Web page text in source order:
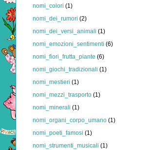
nomi_colori (1)
nomi_dei_rumori (2)
nomi_dei_versi_animali (1)
nomi_emozioni_sentimenti (6)
nomi_fiori_frutta_piante (6)
nomi_giochi_tradizionali (1)
nomi_mestieri (1)
nomi_mezzi_trasporto (1)
nomi_minerali (1)
nomi_organi_corpo_umano (1)
nomi_poeti_famosi (1)
nomi_strumenti_musicali (1)